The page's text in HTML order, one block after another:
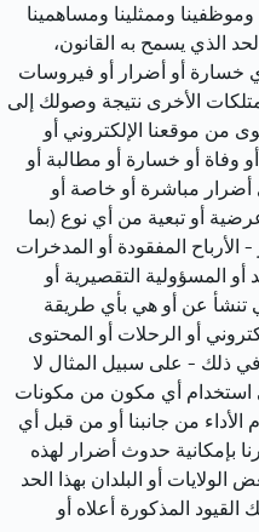
وممثلينا ومساهمينا
الذي يسمح به القانون،
خسارة أو أضرار أو فيروسات
الأخرى نتيجة وصولك إلى
من موقعنا الإلكتروني أو
وفاة أو خسارة أو مطالبة أو
أضرار مباشرة أو خاصة أو
أو تبعية من أي نوع (بما
المفقودة أو المدخرات
المسؤولية التقصيرية أو
تنشأ عن أو هي بأي طريقة
الإلكتروني أو الرحلات أو المحتوى
(بما في ذلك - على سبيل المثال لا
استخدام أي مكون من مكونات
(3) الأداء أو عدم الأداء من جانبنا أو من قبل أي
بإمكانية حدوث أضرار لهذه
أو البلدان بهذا الحد
المذكورة أعلاه أو